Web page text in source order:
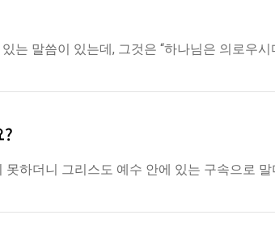
는 말씀이 있는데, 그것은 “하나님은 의로우
하더니 그리스도 예수 안에 있는 구속으로